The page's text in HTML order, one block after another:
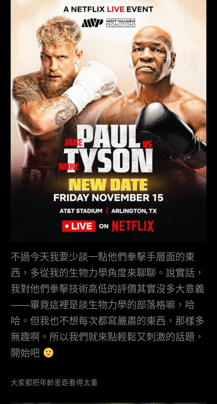
不過今天我要少談一點他們拳擊手層面的東
西，多從我的生物力學角度來聊聊。說實話，
我對他們拳擊技術高低的評價其實沒多大意義
——畢竟這裡是談生物力學的部落格嘛，哈
哈。但我也不想每次都寫嚴肅的東西，那樣多
無趣啊。所以我們就來點輕鬆又刺激的話題，
開始吧
大家都把年齡差距看得太重